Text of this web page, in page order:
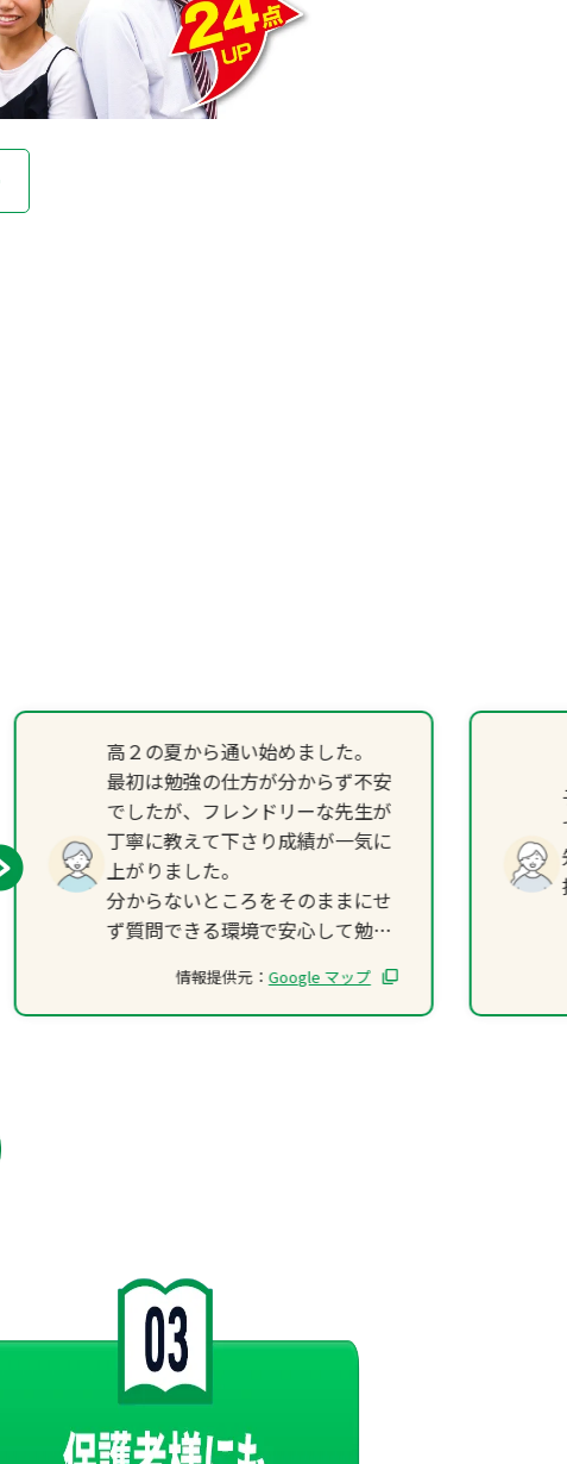
高２の夏から通い始めました。
最初は勉強の仕方が分からず不安
でしたが、フレンドリーな先生が
丁寧に教えて下さり成績が一気に
上がりました。
分からないところをそのままにせ
ず質問できる環境で安心して勉強
受験対策もしっかりサポートして
もらいました。面接練習では森塾
たと思います。ありがとうござい
ました！
情報提供元： Google マップ